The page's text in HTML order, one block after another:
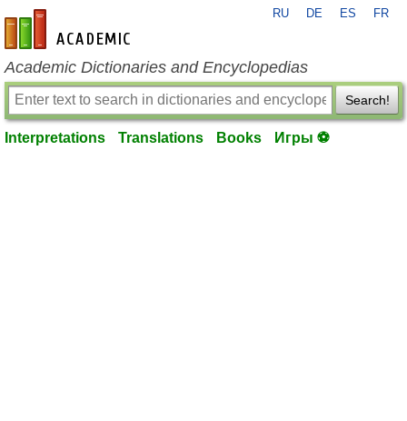
en-academic.com
RU DE ES FR
Academic Dictionaries and Encyclopedias
Search!
Interpretations Translations Books Игры ⚽